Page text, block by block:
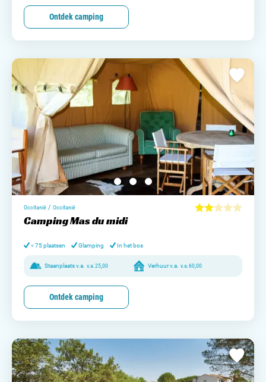
Ontdek camping
Occitanië / Occitanië
Camping Mas du midi
< 75 plaatsen Glamping In het bos
Staanplaats v.a. v.a.25,00 Verhuur v.a. v.a.60,00
Ontdek camping